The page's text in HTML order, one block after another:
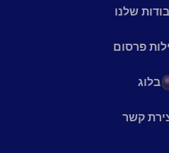
שלנו
פרסום
בלוג
קשר